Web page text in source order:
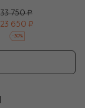
33 750 ₽
23 650 ₽
-30%